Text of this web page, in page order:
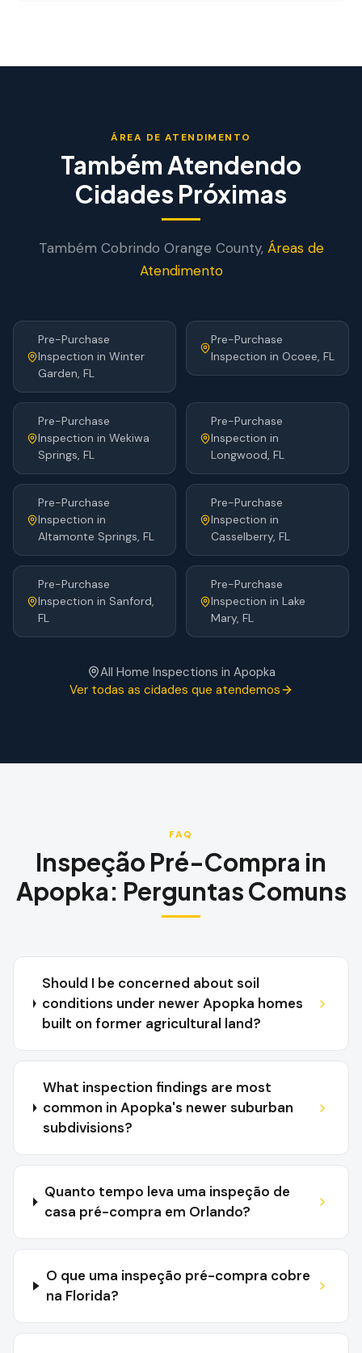
ÁREA DE ATENDIMENTO
Também Atendendo
Cidades Próximas
Também Cobrindo Orange County, Áreas de
Atendimento
Pre-Purchase
Inspection in Winter
Garden, FL
Pre-Purchase
Inspection in Ocoee, FL
Pre-Purchase
Inspection in Wekiwa
Springs, FL
Pre-Purchase
Inspection in
Longwood, FL
Pre-Purchase
Inspection in
Altamonte Springs, FL
Pre-Purchase
Inspection in
Casselberry, FL
Pre-Purchase
Inspection in Sanford,
FL
Pre-Purchase
Inspection in Lake
Mary, FL
All Home Inspections in Apopka
Ver todas as cidades que atendemos
FAQ
Inspeção Pré-Compra in
Apopka: Perguntas Comuns
Should I be concerned about soil
conditions under newer Apopka homes
built on former agricultural land?
What inspection findings are most
common in Apopka's newer suburban
subdivisions?
Quanto tempo leva uma inspeção de
casa pré-compra em Orlando?
O que uma inspeção pré-compra cobre
na Florida?